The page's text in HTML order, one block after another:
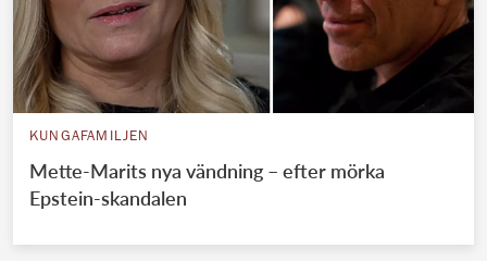
KUNGAFAMILJEN
Mette-Marits nya vändning – efter mörka
Epstein-skandalen